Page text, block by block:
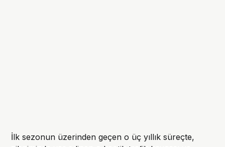
İlk sezonun üzerinden geçen o üç yıllık süreçte,